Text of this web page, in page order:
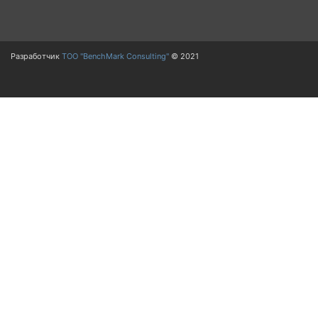
Разработчик ТОО "BenchMark Consulting" © 2021